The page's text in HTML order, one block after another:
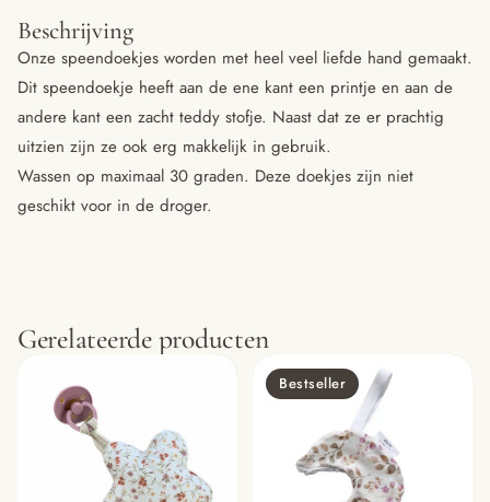
Beschrijving
Onze speendoekjes worden met heel veel liefde hand gemaakt.
Dit speendoekje heeft aan de ene kant een printje en aan de
andere kant een zacht teddy stofje. Naast dat ze er prachtig
uitzien zijn ze ook erg makkelijk in gebruik.
Wassen op maximaal 30 graden. Deze doekjes zijn niet
geschikt voor in de droger.
Gerelateerde producten
Bestseller